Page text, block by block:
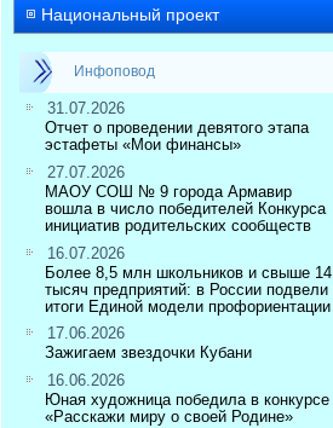
Национальный проект
Инфоповод
31.07.2026
Отчет о проведении девятого этапа
эстафеты «Мои финансы»
27.07.2026
МАОУ СОШ № 9 города Армавир
вошла в число победителей Конкурса
инициатив родительских сообществ
16.07.2026
Более 8,5 млн школьников и свыше 14
тысяч предприятий: в России подвели
итоги Единой модели профориентации
17.06.2026
Зажигаем звездочки Кубани
16.06.2026
Юная художница победила в конкурсе
«Расскажи миру о своей Родине»